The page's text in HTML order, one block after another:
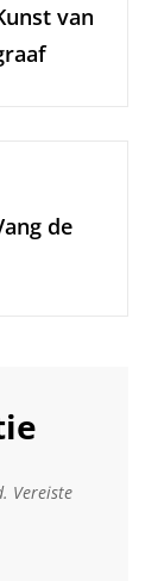
van
de
Vereiste